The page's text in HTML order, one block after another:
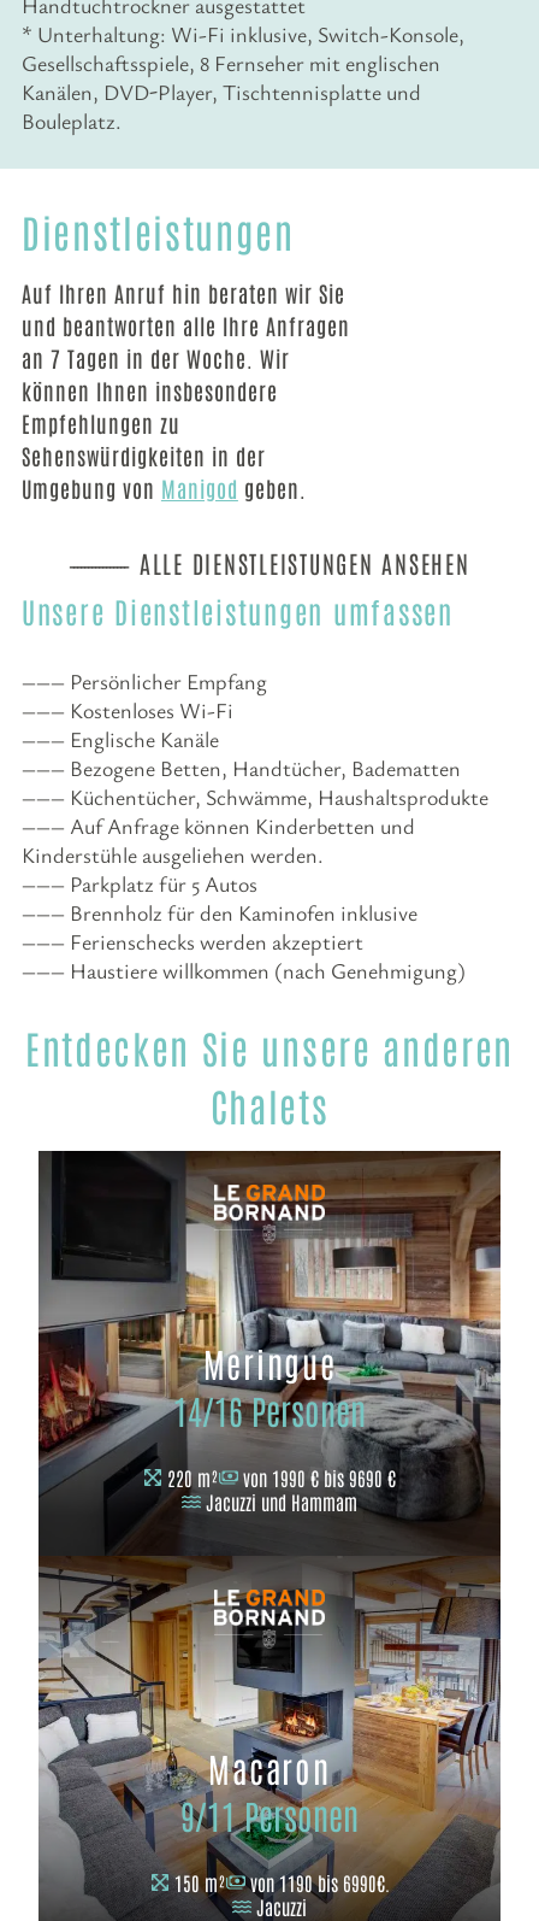
* Unterhaltung: Wi-Fi inklusive, Switch-Konsole,
Gesellschaftsspiele, 8 Fernseher mit englischen
Kanälen, DVD-Player, Tischtennisplatte und
Bouleplatz.
Dienstleistungen
Auf Ihren Anruf hin beraten wir Sie
und beantworten alle Ihre Anfragen
an 7 Tagen in der Woche. Wir
können Ihnen insbesondere
Empfehlungen zu
Sehenswürdigkeiten in der
Umgebung von Manigod geben.
ALLE DIENSTLEISTUNGEN ANSEHEN
Unsere Dienstleistungen umfassen
Persönlicher Empfang
Kostenloses Wi-Fi
Englische Kanäle
Bezogene Betten, Handtücher, Badematten
Küchentücher, Schwämme, Haushaltsprodukte
Auf Anfrage können Kinderbetten und
Kinderstühle ausgeliehen werden.
Parkplatz für 5 Autos
Brennholz für den Kaminofen inklusive
Ferienschecks werden akzeptiert
Haustiere willkommen (nach Genehmigung)
Entdecken Sie unsere anderen
Chalets
Meringue
14/16 Personen
220 m²
von 1990 € bis 9690 €
Jacuzzi und Hammam
Macaron
9/11 Personen
150 m²
von 1190 bis 6990€.
Jacuzzi